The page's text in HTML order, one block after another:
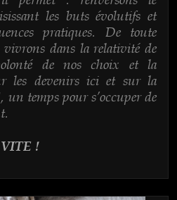
les buts évolutifs et
pratiques. De toute
dans la relativité de
de nos choix et la
les devenirs ici et sur la
, un temps pour s’occuper de
VITE !